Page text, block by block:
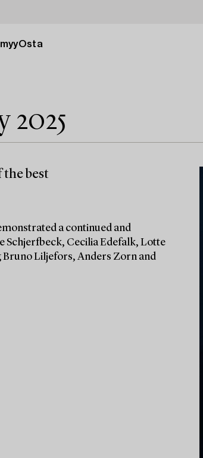
Osta
2025
best
a continued and
Schjerfbeck, Cecilia Edefalk, Lotte
Bruno Liljefors, Anders Zorn and